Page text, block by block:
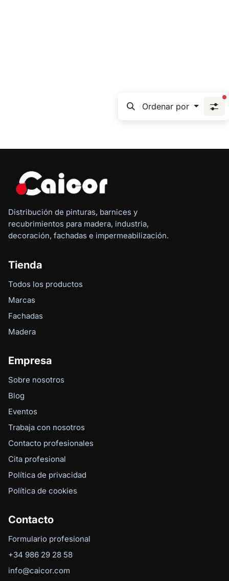
Ordenar por
Distribución de pinturas, barnices y
recubrimientos para madera, industria,
decoración, fachadas e impermeabilización.
Tienda
Todos los productos
Marcas
Fachadas
Madera
Empresa
Sobre nosotros
Blog
Eventos
Trabaja con nosotros
Contacto profesionales
Cita profesional
Política de privacidad
Política de cookies
Contacto
Formulario profesional
+34 986 29 28 58
info@caicor.com